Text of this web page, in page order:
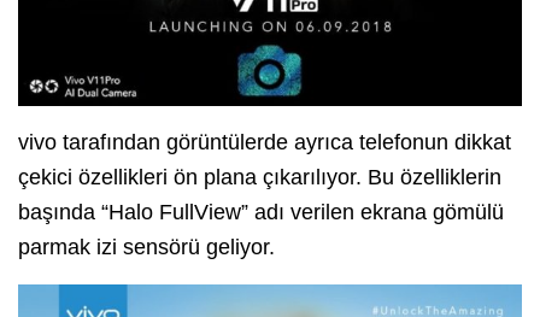
vivo tarafından görüntülerde ayrıca telefonun dikkat
çekici özellikleri ön plana çıkarılıyor. Bu özelliklerin
başında “Halo FullView” adı verilen ekrana gömülü
parmak izi sensörü geliyor.